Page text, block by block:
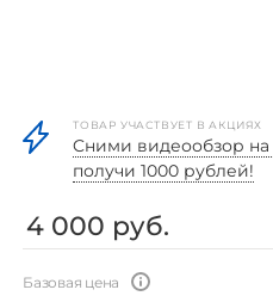
ТОВАР УЧАСТВУЕТ В АКЦИЯХ
Cними видеообзор на
получи 1000 рублей!
4 000 руб.
Базовая цена